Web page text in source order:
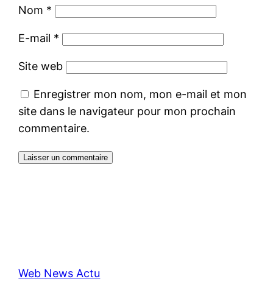
Nom *
E-mail *
Site web
Enregistrer mon nom, mon e-mail et mon
site dans le navigateur pour mon prochain
commentaire.
Web News Actu